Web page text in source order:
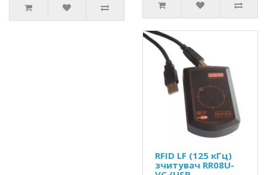
RFID LF (125 кГц)
зчитувач RR08U-